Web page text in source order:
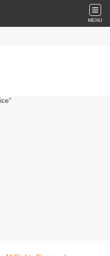
MENU